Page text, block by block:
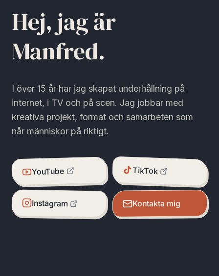
Hej, jag är
Manfred.
I över 15 år har jag skapat underhållning på
internet, i TV och på scen. Jag jobbar med
kreativa projekt, format och samarbeten som
når människor på riktigt.
YouTube TikTok
Instagram Kontakta mig